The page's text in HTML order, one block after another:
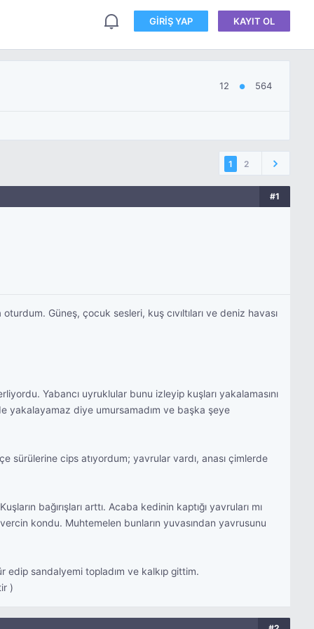
GIRIŞ YAP KAYIT OL
12 ● 564
1 2
#1
Güneş, çocuk sesleri, kuş cıvıltıları ve deniz havası
Yabancı uyruklular bunu izleyip kuşları yakalamasını
yakalayamaz diye umursamadım ve başka şeye
sürülerine cips atıyordum; yavrular vardı, anası çimlerde
bağırışları arttı. Acaba kedinin kaptığı yavruları mı
kondu. Muhtemelen bunların yuvasından yavrusunu
sandalyemi topladım ve kalkıp gittim.
)